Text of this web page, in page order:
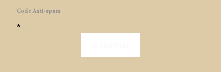
Code Anti-spam
*